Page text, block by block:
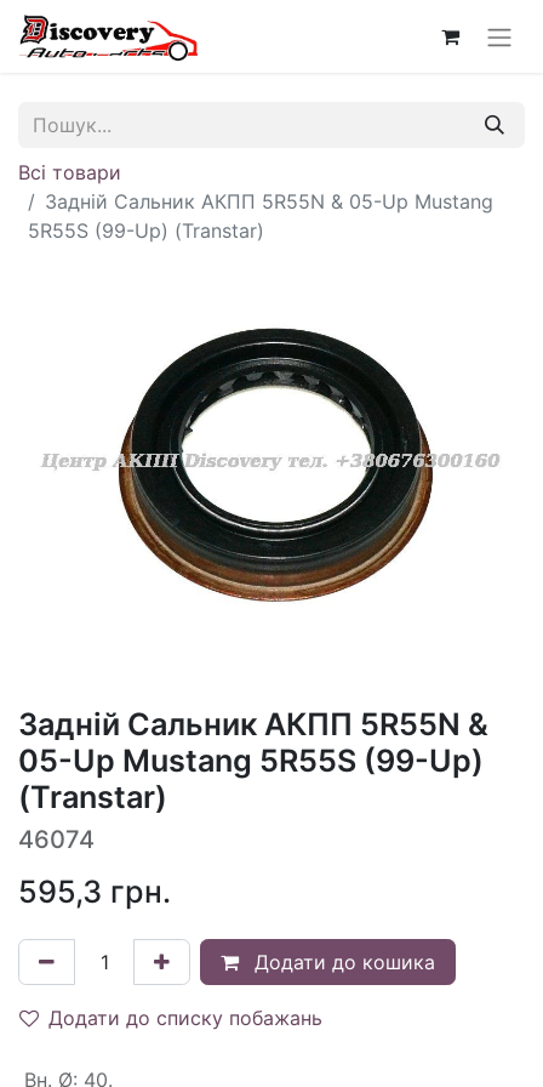
Всі товари
Задній Сальник АКПП 5R55N & 05-Up Mustang
5R55S (99-Up) (Transtar)
Задній Сальник АКПП 5R55N &
05-Up Mustang 5R55S (99-Up)
(Transtar)
46074
595,3 грн.
Додати до кошика
Додати до списку побажань
Вн. Ø: 40.